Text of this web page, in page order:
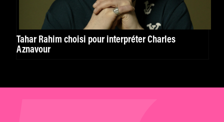
Tahar Rahim choisi pour interpréter Charles
Aznavour